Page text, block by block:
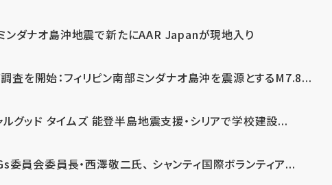
ミンダナオ島沖地震で新たにAAR Japanが現地入り
査を開始：フィリピン南部ミンダナオ島沖を震源とするM7.8...
グッド タイムズ 能登半島地震支援・シリアで学校建設...
委員会委員長・西澤敬二氏、 シャンティ国際ボランティア...